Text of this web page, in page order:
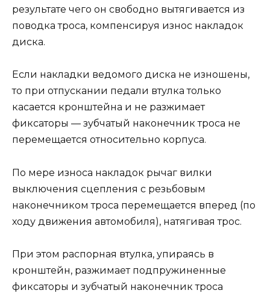
результате чего он свободно вытягивается из
поводка троса, компенсируя износ накладок
диска.
Если накладки ведомого диска не изношены,
то при отпускании педали втулка только
касается кронштейна и не разжимает
фиксаторы — зубчатый наконечник троса не
перемещается относительно корпуса.
По мере износа накладок рычаг вилки
выключения сцепления с резьбовым
наконечником троса перемещается вперед (по
ходу движения автомобиля), натягивая трос.
При этом распорная втулка, упираясь в
кронштейн, разжимает подпружиненные
фиксаторы и зубчатый наконечник троса